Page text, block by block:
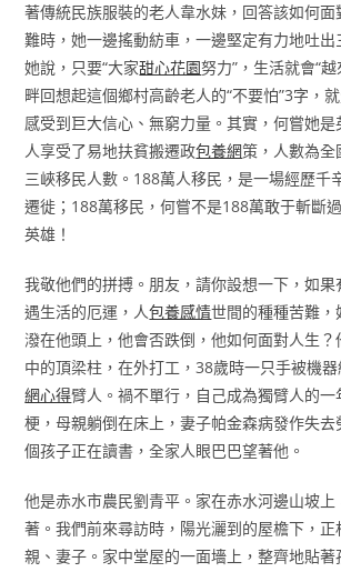
著傳統民族服裝的老人韋水妹，回答該如何面
難時，她一邊搖動紡車，一邊堅定有力地吐出
她說，只要“大家甜心花園努力”，生活就會“
畔回想起這個鄉村高齡老人的“不要怕”3字，
感受到巨大信心、無窮力量。其實，何嘗她
人享受了易地扶貧搬遷政包養網策，人數為
三峽移民人數。188萬人移民，是一場經歷千
遷徙；188萬移民，何嘗不是188萬敢于斬斷
英雄！
我敬他們的拼搏。朋友，請你設想一下，如果
遇生活的厄運，人包養感情世間的種種苦難
潑在他頭上，他會否跌倒，他如何面對人生
中的頂梁柱，在外打工，38歲時一只手被機
網心得臂人。禍不單行，自己成為獨臂人的
梗，母親躺倒在床上，妻子帕金森病發作失去
個孩子正在讀書，全家人眼巴巴望著他。
他是赤水市農民劉青平。家在赤水河邊山坡
著。我們前來尋訪時，陽光灑到的屋檐下，正
親、妻子。家中堂屋的一面墻上，整齊地貼